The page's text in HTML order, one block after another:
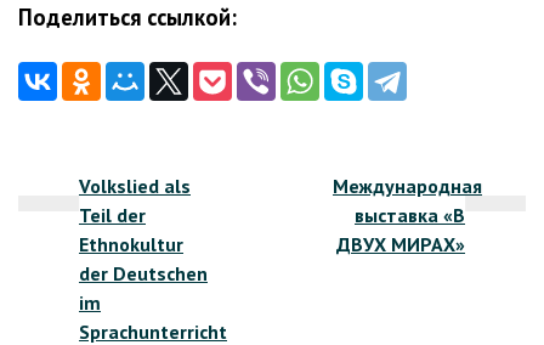
Поделиться ссылкой:
записям
Volkslied als
Teil der
Ethnokultur
der Deutschen
im
Sprachunterricht
Международная
выставка «В
ДВУХ МИРАХ»